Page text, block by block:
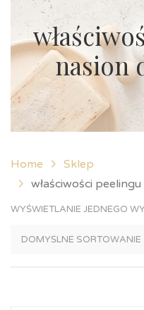
nasion
Home
Sklep
właściwości
WYŚWIETLANIE JEDNEGO